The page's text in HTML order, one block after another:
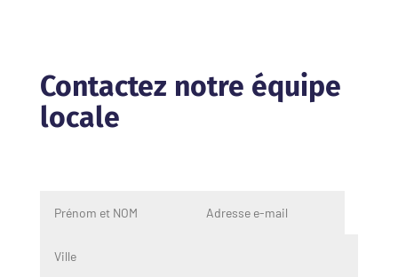
Contactez notre équipe
locale